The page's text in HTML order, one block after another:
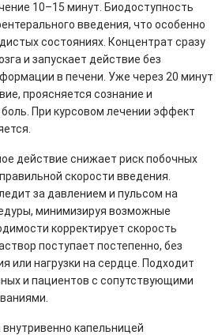
10–15 минут. Биодоступность
введения, что особенно
состояниях. Концентрат сразу
и запускает действие без
в печени. Уже через 20 минут
проясняется сознание и
При курсовом лечении эффект
действие снижает риск побочных
скорости введения.
за давлением и пульсом на
минимизируя возможные
корректирует скорость
поступает постепенно, без
или нагрузки на сердце. Подходит
и пациентов с сопутствующими
капельницей